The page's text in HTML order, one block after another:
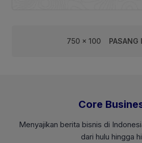
750 x 100 PASANG
Core
Menyajikan berita bisnis di
dari hulu hingga